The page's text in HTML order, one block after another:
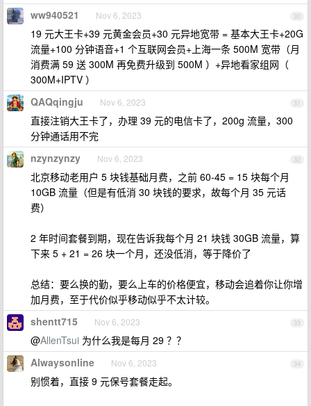
30
ww940521 Nov 6, 2023
19 元大王卡+39 元黄金会员+30 元异地宽带 = 基本大王卡+20G
流量+100 分钟语音+1 个互联网会员+上海一条 500M 宽带（月
消费满 59 送 300M 再免费升级到 500M ）+异地看家组网（
300M+IPTV ）
31
QAQqingju Nov 6, 2023
直接注销大王卡了，办理 39 元的电信卡了，200g 流量，300
分钟通话用不完
32
nzynzynzy Nov 6, 2023
北京移动老用户 5 块钱基础月费，之前 60-45 = 15 块每个月
10GB 流量（但是有低消 30 块钱的要求，故每个月 35 元话
费）
2 年时间套餐到期，现在告诉我每个月 21 块钱 30GB 流量，算
下来 5 + 21 = 26 块一个月，还没低消，等于降价了
总结：要么换的勤，要么上车的价格便宜，移动会追着你让你增
加月费，至于代价似乎移动似乎不太计较。
33
shentt715 Nov 6, 2023
@AllenTsui 为什么我是每月 29 ？？
34
Alwaysonline Nov 6, 2023
别惯着，直接 9 元保号套餐走起。